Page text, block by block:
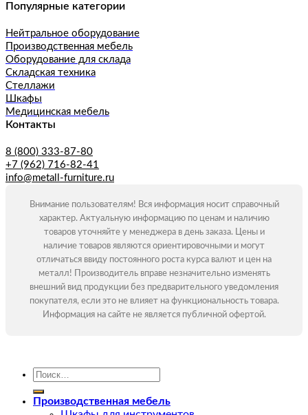
Популярные категории
Нейтральное оборудование
Производственная мебель
Оборудование для склада
Складская техника
Стеллажи
Шкафы
Медицинская мебель
Контакты
8 (800) 333-87-80
+7 (962) 716-82-41
info@metall-furniture.ru
Внимание пользователям! Вся информация носит справочный
характер. Актуальную информацию по ценам и наличию
товаров уточняйте у менеджера в день заказа. Цены и
наличие товаров являются ориентировочными и могут
отличаться ввиду постоянного роста курса валют и цен на
металл! Производитель вправе незначительно изменять
внешний вид продукции без предварительного уведомления
покупателя, если это не влияет на функциональность товара.
Информация на сайте не является публичной офертой.
Искать:
Производственная мебель